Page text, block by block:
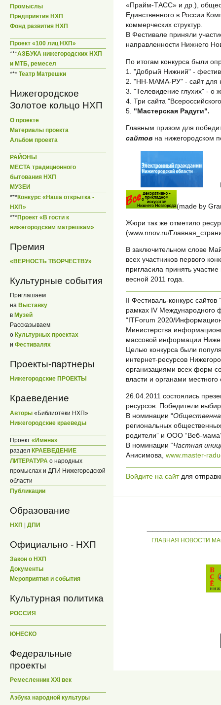
Промыслы
Предприятия НХП
Фонд развития НХП
Проект «100 лиц НХП»
***АЗБУКА нижегородских НХП
и МТБ, ремесел
*** Театр Матрешки
Нижегородское
Золотое кольцо НХП
О проекте
Материалы проекта
Альбом проекта
РАЙОНЫ
МЕСТА традиционного
бытования НХП
МУЗЕИ
***Конкурс «Наша открытка -
НХП»
***Проект «В гости к
нижегородским матрешкам»
Премия
«ВЕРНОСТЬ ТВОРЧЕСТВУ»
Культурные события
Приглашаем
на Выставку
в Музей
Рассказываем
о Культурных проектах
и Фестивалях
Проекты-партнеры
Нижегородские ПРОЕКТЫ
Краеведение
Авторы «Библиотеки НХП»
Нижегородские краеведы
Проект «Имена»
раздел КРАЕВЕДЕНИЕ
ЛИТЕРАТУРА о народных
промыслах и ДПИ Нижегородской
области
Публикации
Образование
НХП ДПИ
Официально - НХП
Закон о НХП
Документы
Мероприятия и события
Культурная политика
РОССИЯ
ЮНЕСКО
Федеральные
проекты
Ремесленник XXI век
Азбука народной культуры
«Прайм-ТАСС» и др.),
Единственного в России
коммерческих структур.
В Фестивале приняли
направленности Нижнего
По итогам конкурса были
1. "Добрый Нижний" -
2. "НН-МАМА-РУ" - сайт для
3. "Телевидение глухих" - о
4. Три сайта
5. "Мастерская Радуги".
Главным призом для
сайтов на нижегородском
(made by
Жюри так же отметило
(www.nnov.ru/
В заключительном слове
всех участников первого
пригласила принять
весной 2011 года.
II Фестиваль-конкурс сайтов “
рамках IV Международного
“ITForum 2020/
Министерства
массовой информации
Целью конкурса были
интернет-ресурсов
организациями всех форм
власти и органами
26.04.2011 состоялись
ресурсов. Победители
В номинации “
региональных
родители” и ООО “Веб-
В номинации “Частная
Анисимова, www.master-
Войдите на сайтдля
ГЛАВНАЯ НОВОСТИ